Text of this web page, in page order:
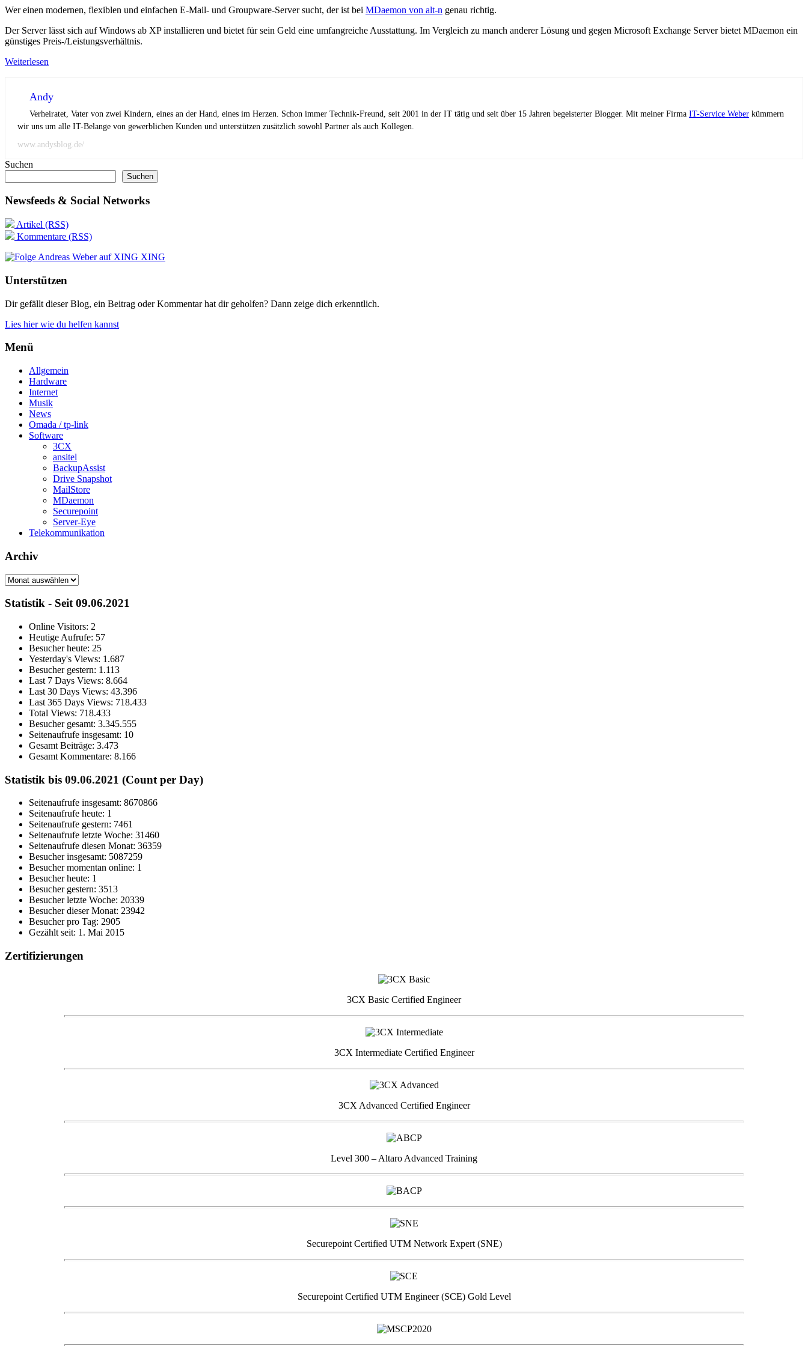
Wer einen modernen, flexiblen und einfachen E-Mail- und Groupware-Server sucht, der ist bei MDaemon von alt-n genau richtig.
Der Server lässt sich auf Windows ab XP installieren und bietet für sein Geld eine umfangreiche Ausstattung. Im Vergleich zu manch anderer Lösung und gegen Microsoft Exchange Server bietet MDaemon ein
günstiges Preis-/Leistungsverhältnis.
Weiterlesen
Andy
Verheiratet, Vater von zwei Kindern, eines an der Hand, eines im Herzen. Schon immer Technik-Freund, seit 2001 in der IT tätig und seit über 15 Jahren begeisterter Blogger. Mit meiner Firma IT-Service Weber kümmern
wir uns um alle IT-Belange von gewerblichen Kunden und unterstützen zusätzlich sowohl Partner als auch Kollegen.
www.andysblog.de/
Suchen
Suchen
Newsfeeds & Social Networks
Artikel (RSS)
Kommentare (RSS)
XING
Unterstützen
Dir gefällt dieser Blog, ein Beitrag oder Kommentar hat dir geholfen? Dann zeige dich erkenntlich.
Lies hier wie du helfen kannst
Menü
Allgemein
Hardware
Internet
Musik
News
Omada / tp-link
Software
3CX
ansitel
BackupAssist
Drive Snapshot
MailStore
MDaemon
Securepoint
Server-Eye
Telekommunikation
Archiv
Archiv
Statistik - Seit 09.06.2021
Online Visitors: 2
Heutige Aufrufe: 57
Besucher heute: 25
Yesterday's Views: 1.687
Besucher gestern: 1.113
Last 7 Days Views: 8.664
Last 30 Days Views: 43.396
Last 365 Days Views: 718.433
Total Views: 718.433
Besucher gesamt: 3.345.555
Seitenaufrufe insgesamt: 10
Gesamt Beiträge: 3.473
Gesamt Kommentare: 8.166
Statistik bis 09.06.2021 (Count per Day)
Seitenaufrufe insgesamt: 8670866
Seitenaufrufe heute: 1
Seitenaufrufe gestern: 7461
Seitenaufrufe letzte Woche: 31460
Seitenaufrufe diesen Monat: 36359
Besucher insgesamt: 5087259
Besucher momentan online: 1
Besucher heute: 1
Besucher gestern: 3513
Besucher letzte Woche: 20339
Besucher dieser Monat: 23942
Besucher pro Tag: 2905
Gezählt seit: 1. Mai 2015
Zertifizierungen
3CX Basic Certified Engineer
3CX Intermediate Certified Engineer
3CX Advanced Certified Engineer
Level 300 – Altaro Advanced Training
Securepoint Certified UTM Network Expert (SNE)
Securepoint Certified UTM Engineer (SCE) Gold Level